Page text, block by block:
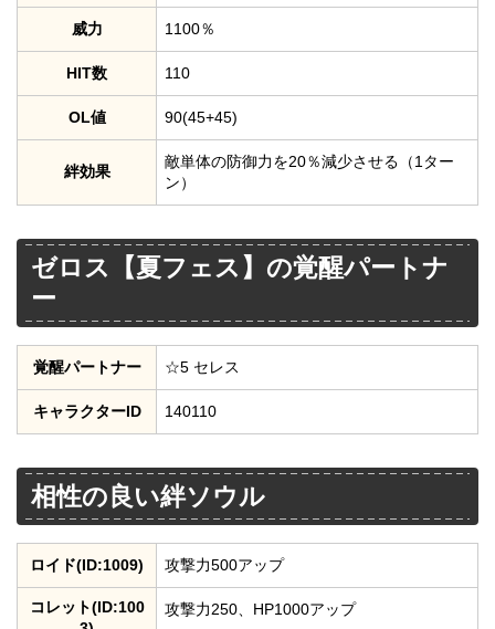
威力 1100％
HIT数 110
OL値 90(45+45)
絆効果
敵単体の防御力を20％減少させる（1ター
ン）
ゼロス【夏フェス】の覚醒パートナ
ー
覚醒パートナー ☆5 セレス
キャラクターID 140110
相性の良い絆ソウル
ロイド(ID:1009) 攻撃力500アップ
コレット(ID:100
攻撃力250、HP1000アップ